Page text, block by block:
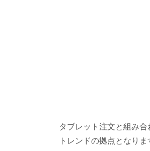
タブレット注文と組み
トレンドの拠点となりま